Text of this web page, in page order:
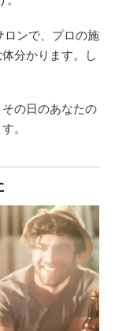
ロンで、プロの施
分かります。し
の日のあなたの
。